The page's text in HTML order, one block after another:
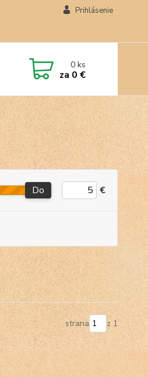
Prihlásenie
0ks
za 0 €
Do €
strana z 1